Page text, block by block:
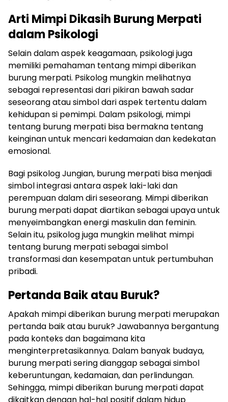
Arti Mimpi Dikasih Burung Merpati
dalam Psikologi
Selain dalam aspek keagamaan, psikologi juga
memiliki pemahaman tentang mimpi diberikan
burung merpati. Psikolog mungkin melihatnya
sebagai representasi dari pikiran bawah sadar
seseorang atau simbol dari aspek tertentu dalam
kehidupan si pemimpi. Dalam psikologi, mimpi
tentang burung merpati bisa bermakna tentang
keinginan untuk mencari kedamaian dan kedekatan
emosional.
Bagi psikolog Jungian, burung merpati bisa menjadi
simbol integrasi antara aspek laki-laki dan
perempuan dalam diri seseorang. Mimpi diberikan
burung merpati dapat diartikan sebagai upaya untuk
menyeimbangkan energi maskulin dan feminin.
Selain itu, psikolog juga mungkin melihat mimpi
tentang burung merpati sebagai simbol
transformasi dan kesempatan untuk pertumbuhan
pribadi.
Pertanda Baik atau Buruk?
Apakah mimpi diberikan burung merpati merupakan
pertanda baik atau buruk? Jawabannya bergantung
pada konteks dan bagaimana kita
menginterpretasikannya. Dalam banyak budaya,
burung merpati sering dianggap sebagai simbol
keberuntungan, kedamaian, dan perlindungan.
Sehingga, mimpi diberikan burung merpati dapat
dikaitkan dengan hal-hal positif dalam hidup